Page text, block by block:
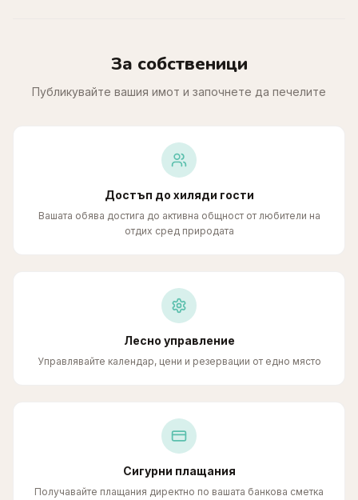
За собственици
Публикувайте вашия имот и започнете да печелите
Достъп до хиляди гости
Вашата обява достига до активна общност от любители на
отдих сред природата
Лесно управление
Управлявайте календар, цени и резервации от едно място
Сигурни плащания
Получавайте плащания директно по вашата банкова сметка